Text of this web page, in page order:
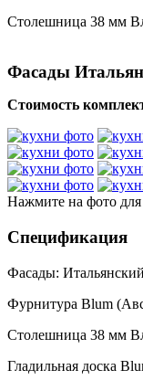
Столешница 38 мм
Фасады
Стоимость
Нажмите на фото для
Спецификация
Фасады:
Фурнитура Blum
Столешница 38 мм
Гладильная доска